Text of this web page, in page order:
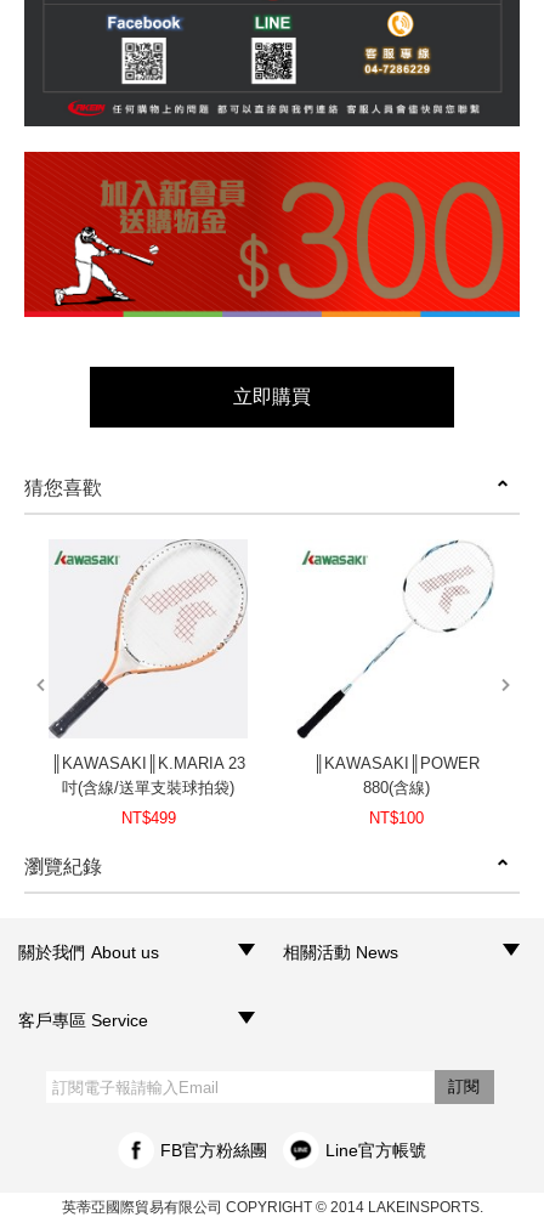
立即購買
猜您喜歡
║KAWASAKI║K.MARIA 23
吋(含線/送單支裝球拍袋)
NT$499
║KAWASAKI║POWER
880(含線)
NT$100
瀏覽紀錄
prev
next
關於我們 About us 相關活動 News
客戶專區 Service
訂閱
FB官方粉絲團 Line官方帳號
英蒂亞國際貿易有限公司 COPYRIGHT © 2014 LAKEINSPORTS.